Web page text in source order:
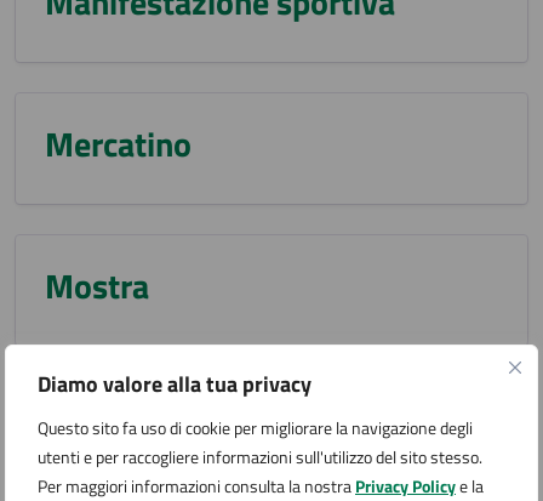
Diamo valore alla tua privacy
Questo sito fa uso di cookie per migliorare la navigazione degli
utenti e per raccogliere informazioni sull'utilizzo del sito stesso.
Per maggiori informazioni consulta la nostraPrivacy Policye la
Mercatino
Mostra
Raduno di comunità